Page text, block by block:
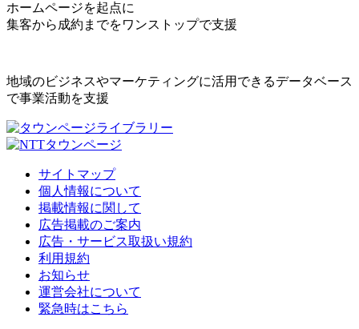
ホームページを起点に
集客から成約までをワンストップで支援
地域のビジネスやマーケティングに活用できるデータベース
で事業活動を支援
サイトマップ
個人情報について
掲載情報に関して
広告掲載のご案内
広告・サービス取扱い規約
利用規約
お知らせ
運営会社について
緊急時はこちら